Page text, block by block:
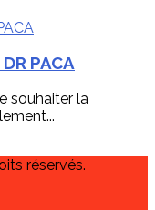
PACA
souhaiter la
réservés.